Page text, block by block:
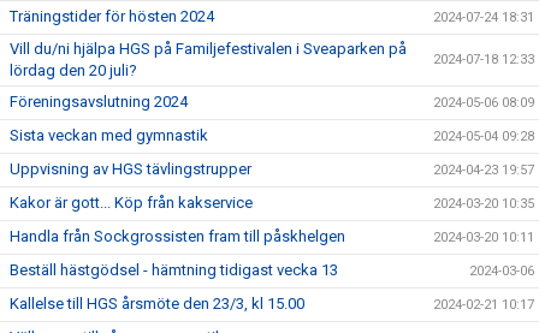
Träningstider för hösten 2024 2024-07-24 18:31
Vill du/ni hjälpa HGS på Familjefestivalen i Sveaparken på
lördag den 20 juli?
2024-07-18 12:33
Föreningsavslutning 2024 2024-05-06 08:09
Sista veckan med gymnastik 2024-05-04 09:28
Uppvisning av HGS tävlingstrupper 2024-04-23 19:57
Kakor är gott... Köp från kakservice 2024-03-20 10:35
Handla från Sockgrossisten fram till påskhelgen 2024-03-20 10:11
Beställ hästgödsel - hämtning tidigast vecka 13 2024-03-06
Kallelse till HGS årsmöte den 23/3, kl 15.00 2024-02-21 10:17